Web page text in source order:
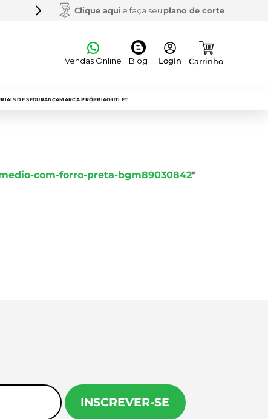
Frota própria para entrega
Clique aqui e faça seu plano de corte
Vendas Online Blog
DE SEGURANÇAMARCA PRÓPRIAOUTLET
com-forro-preta-bgm89030842"
INSCREVER-SE